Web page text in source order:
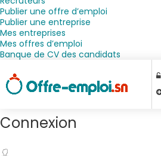
Publier une offre d’emploi
Publier une entreprise
Mes entreprises
Mes offres d’emploi
Banque de CV des candidats
Connexion